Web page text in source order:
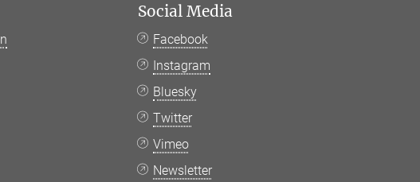
Social Media
Facebook
Instagram
Bluesky
Twitter
Vimeo
Newsletter